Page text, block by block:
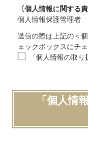
〔個人情報に関する責
個人情報保護管理者
送信の際は上記の＜
ェックボックスにチ
「個人情報の取
「個人情